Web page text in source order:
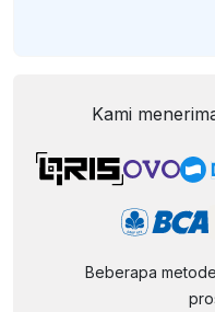
Kami
Beberapa